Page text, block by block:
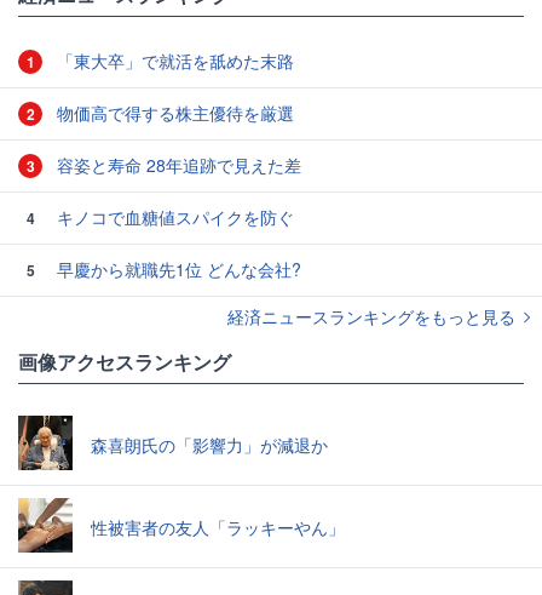
1 「東大卒」で就活を舐めた末路
2 物価高で得する株主優待を厳選
3 容姿と寿命 28年追跡で見えた差
4 キノコで血糖値スパイクを防ぐ
5
早慶から就職先1位 どんな会社?
経済ニュースランキングをもっと見る
画像アクセスランキング
森喜朗氏の「影響力」が減退か
性被害者の友人「ラッキーやん」